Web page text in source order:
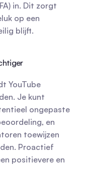
in. Dit zorgt
op een
blijft.
YouTube
Je kunt
ongepaste
en
toewijzen
Proactief
positievere en